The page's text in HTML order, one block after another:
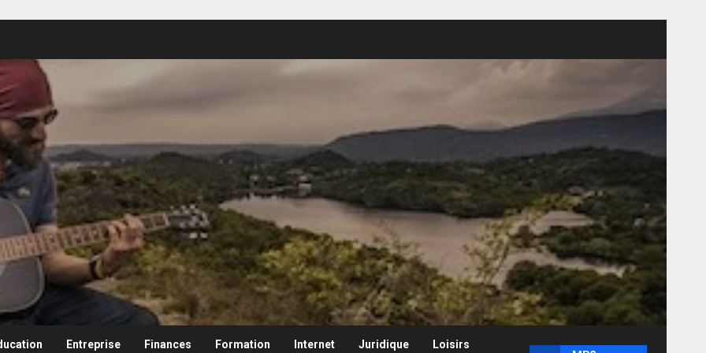
Entreprise Finances Formation Internet Juridique Loisirs